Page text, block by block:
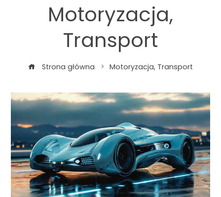
Motoryzacja,
Transport
Strona główna Motoryzacja, Transport